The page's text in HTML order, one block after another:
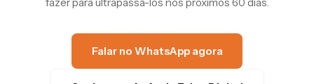
Falar no WhatsApp agora